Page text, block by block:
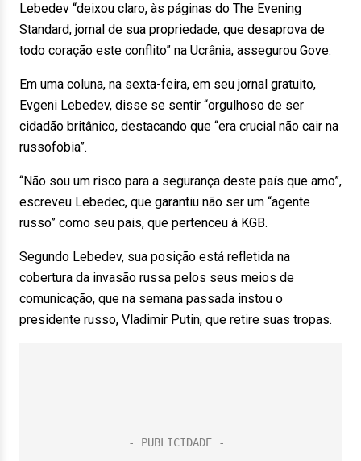
Lebedev “deixou claro, às páginas do The Evening
Standard, jornal de sua propriedade, que desaprova de
todo coração este conflito” na Ucrânia, assegurou Gove.
Em uma coluna, na sexta-feira, em seu jornal gratuito,
Evgeni Lebedev, disse se sentir “orgulhoso de ser
cidadão britânico, destacando que “era crucial não cair na
russofobia”.
“Não sou um risco para a segurança deste país que amo”,
escreveu Lebedec, que garantiu não ser um “agente
russo” como seu pais, que pertenceu à KGB.
Segundo Lebedev, sua posição está refletida na
cobertura da invasão russa pelos seus meios de
comunicação, que na semana passada instou o
presidente russo, Vladimir Putin, que retire suas tropas.